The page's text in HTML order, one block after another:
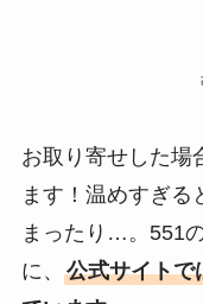
お取り寄せした場
ます！温めすぎる
まったり…。551
に、 公式サイトで